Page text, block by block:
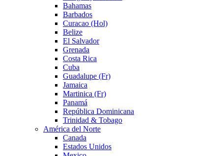
Bahamas
Barbados
Curacao (Hol)
Belize
El Salvador
Grenada
Costa Rica
Cuba
Guadalupe (Fr)
Jamaica
Martinica (Fr)
Panamá
República Dominicana
Trinidad & Tobago
América del Norte
Canada
Estados Unidos